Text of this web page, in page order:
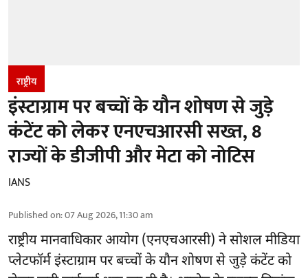
राष्ट्रीय
इंस्टाग्राम पर बच्चों के यौन शोषण से जुड़े
कंटेंट को लेकर एनएचआरसी सख्त, 8
राज्यों के डीजीपी और मेटा को नोटिस
IANS
Published on:07 Aug 2026, 11:30 am
राष्ट्रीय मानवाधिकार आयोग(एनएचआरसी) ने सोशल मीडिया
प्लेटफॉर्म इंस्टाग्राम पर बच्चों के यौन शोषण से जुड़े कंटेंट को